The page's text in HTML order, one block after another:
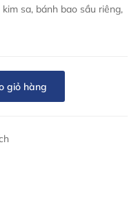
sa, bánh bao sầu riêng,
giỏ hàng